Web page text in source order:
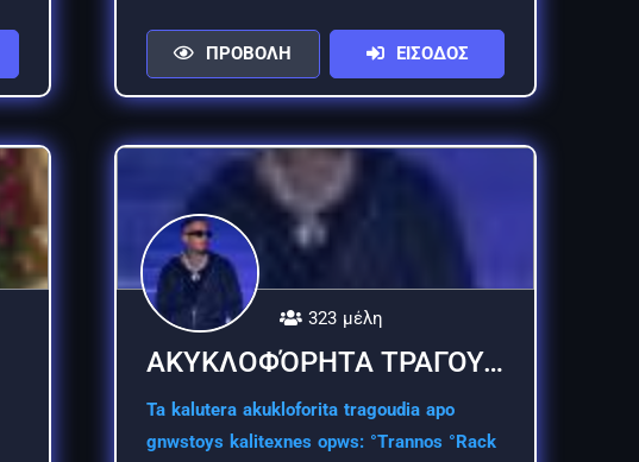
ΠΡΟΒΟΛΗ ΕΙΣΟΔΟΣ
323 μέλη
ΑΚΥΚΛΟΦΌΡΗΤΑ ΤΡΑΓΟΥΔΙΑ
Ta kalutera akukloforita tragoudia apo
gnwstoys kalitexnes opws: °Trannos °Rack